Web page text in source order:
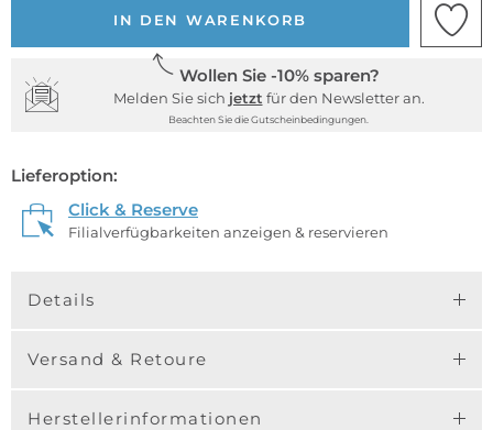
IN DEN WARENKORB
Wollen Sie -10% sparen?
Melden Sie sich jetzt für den Newsletter an.
Beachten Sie die Gutscheinbedingungen.
Lieferoption:
Click & Reserve
Filialverfügbarkeiten anzeigen & reservieren
Details
Versand & Retoure
Herstellerinformationen